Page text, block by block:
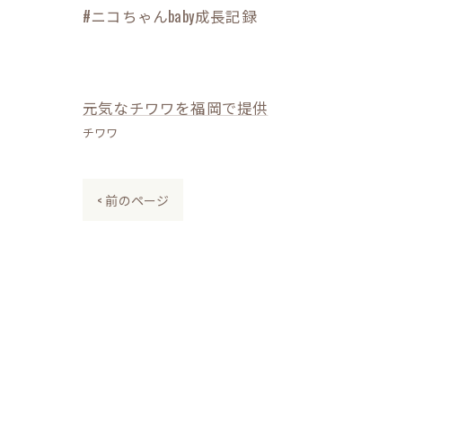
#ニコちゃんbaby成長記録
元気なチワワを福岡で提供
チワワ
< 前のページ